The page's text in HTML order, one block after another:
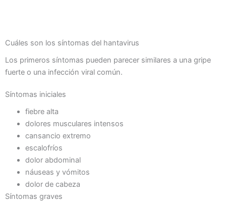
Cuáles son los síntomas del hantavirus
Los primeros síntomas pueden parecer similares a una gripe
fuerte o una infección viral común.
Síntomas iniciales
fiebre alta
dolores musculares intensos
cansancio extremo
escalofríos
dolor abdominal
náuseas y vómitos
dolor de cabeza
Síntomas graves